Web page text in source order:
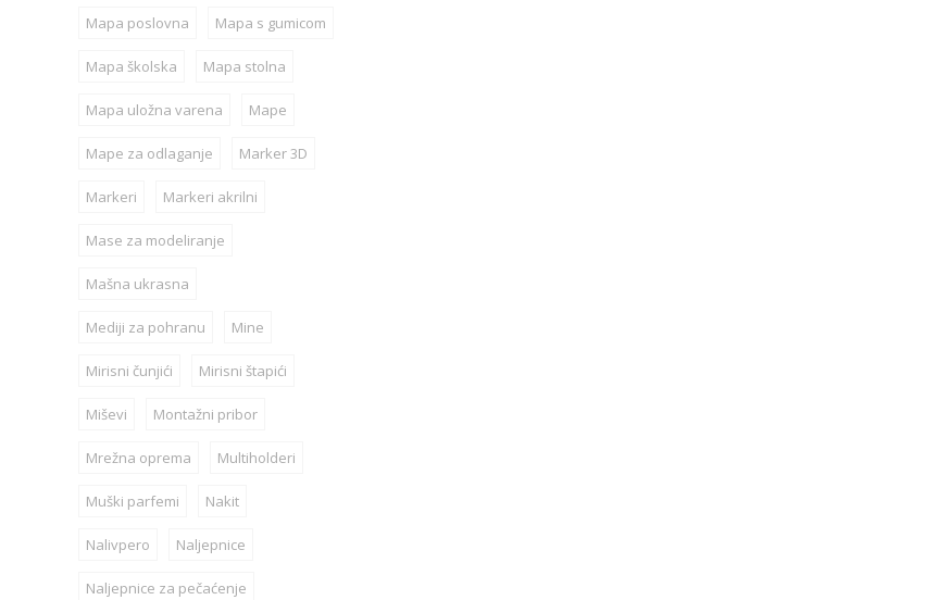
Mapa poslovna Mapa s gumicom
Mapa školska Mapa stolna
Mapa uložna varena Mape
Mape za odlaganje Marker 3D
Markeri Markeri akrilni
Mase za modeliranje
Mašna ukrasna
Mediji za pohranu Mine
Mirisni čunjići Mirisni štapići
Miševi Montažni pribor
Mrežna oprema Multiholderi
Muški parfemi Nakit
Nalivpero Naljepnice
Naljepnice za pečaćenje